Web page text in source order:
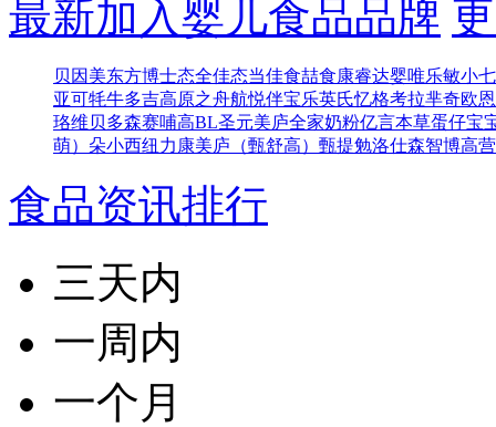
最新加入婴儿食品品牌
贝因美东方博士态全佳态当佳食喆食康睿达婴唯乐敏小七
亚可牦牛多吉高原之舟航悦伴宝乐英氏忆格考拉芈奇欧
珞维贝多森赛哺高BL圣元美庐全家奶粉亿言本草蛋仔宝
萌） 朵小西纽力康美庐（甄舒高） 甄提勉洛仕森智博高
食品资讯排行
三天内
一周内
一个月